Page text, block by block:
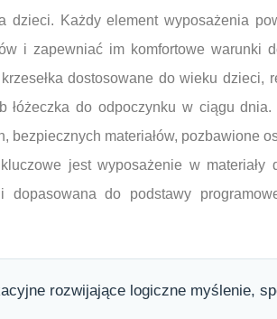
dzieci. Każdy element wyposażenia
i zapewniać im komfortowe warunki
dostosowane do wieku dzieci,
łóżeczka do odpoczynku w ciągu
bezpiecznych materiałów, pozbawione
jest wyposażenie w
dopasowana do podstawy
rozwijające logiczne myślenie,